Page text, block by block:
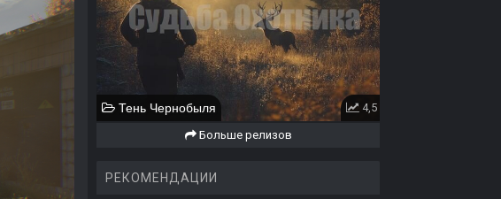
Тень Чернобыля 4,5
Больше релизов
РЕКОМЕНДАЦИИ